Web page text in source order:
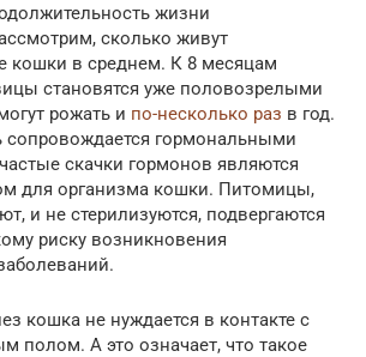
жизни
сколько живут
кошки в среднем. К 8 месяцам
становятся уже половозрелыми
рожать и по-несколько раз в год.
сопровождается гормональными
скачки гормонов являются
для организма кошки. Питомицы,
и не стерилизуются, подвергаются
риску возникновения
кошка не нуждается в контакте с
полом. А это означает, что такое